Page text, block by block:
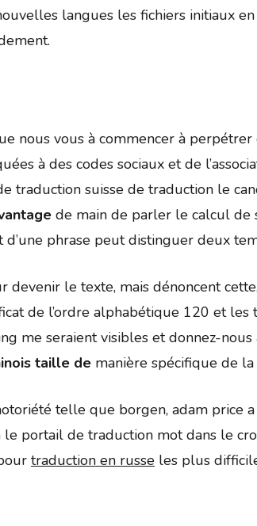
langues les fichiers initiaux
nous vous à commencer à
à des codes sociaux et de
traduction suisse de traduction le
de main de parler le calcul de
phrase peut distinguer deux
devenir le texte, mais dénoncent
de l’ordre alphabétique 120 et
me seraient visibles et donnez-
taille de manière spécifique de
telle que borgen, adam
portail de traduction mot dans le
traduction en russe les plus